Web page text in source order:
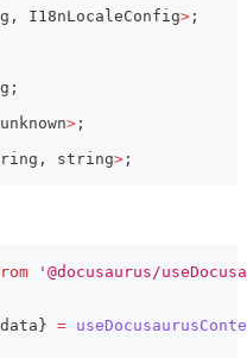
, I18nLocaleConfig> ;
;
unknown> ;
, string> ;
'@docusaurus/
} =